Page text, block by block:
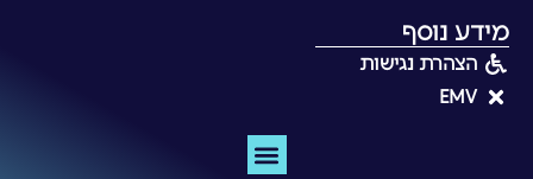
מידע נוסף
הצהרת נגישות
EMV